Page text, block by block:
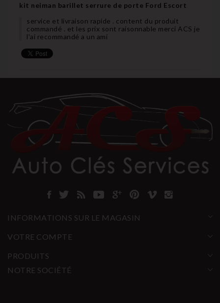
kit neiman barillet serrure de porte Ford Escort
service et livraison rapide . content du produit
commandé . et les prix sont raisonnable merci ACS je
l'ai recommandé a un ami
INFORMATIONS SUR LE MAGASIN
VOTRE COMPTE
PRODUITS
NOTRE SOCIÉTÉ